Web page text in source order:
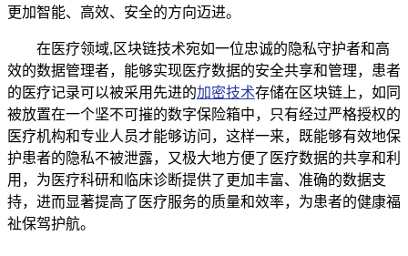
更加智能、高效、安全的方向迈进。
在医疗领域,区块链技术宛如一位忠诚的隐私守护者和高
效的数据管理者，能够实现医疗数据的安全共享和管理，患者
的医疗记录可以被采用先进的加密技术存储在区块链上，如同
被放置在一个坚不可摧的数字保险箱中，只有经过严格授权的
医疗机构和专业人员才能够访问，这样一来，既能够有效地保
护患者的隐私不被泄露，又极大地方便了医疗数据的共享和利
用，为医疗科研和临床诊断提供了更加丰富、准确的数据支
持，进而显著提高了医疗服务的质量和效率，为患者的健康福
祉保驾护航。